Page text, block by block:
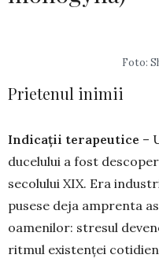
Foto:
Prietenul inimii
Indicații terapeutice –
ducelului a fost
secolului XIX. Era
pusese deja amprenta
oamenilor: stresul
ritmul existenței